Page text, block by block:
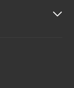
o wizycie.